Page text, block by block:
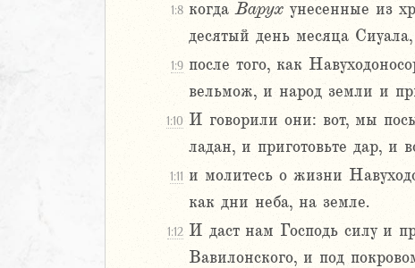
1:8 когдаВарух унесенные из
десятый день месяца
1:9 после того, как
вельмож, и народ земли и
1:10 И говорили они: вот, мы
ладан, и приготовьте дар, и
1:11 и молитесь о жизни
как дни неба, на земле.
1:12 И даст нам Господь силу и
Вавилонского, и под